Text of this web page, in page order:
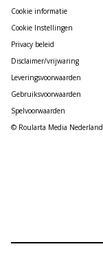
Cookie informatie
Cookie Instellingen
Privacy beleid
Disclaimer/vrijwaring
Leveringsvoorwaarden
Gebruiksvoorwaarden
Spelvoorwaarden
© Roularta Media Nederland